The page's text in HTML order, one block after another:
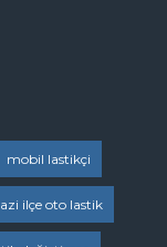
mobil lastikçi
ilçe oto lastik